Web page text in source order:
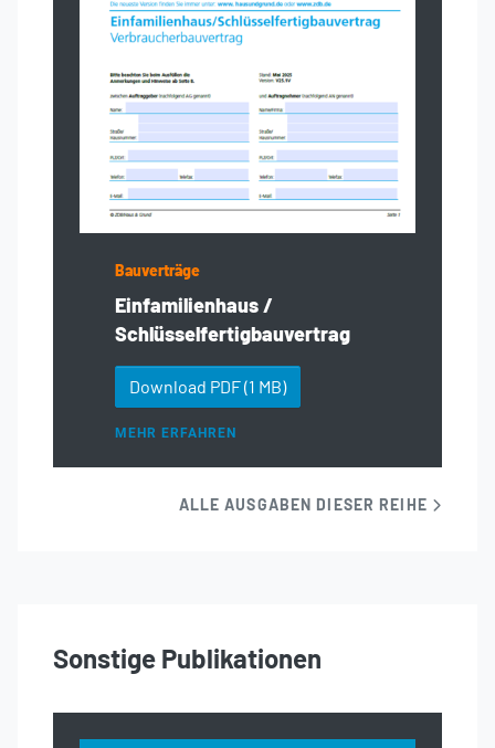
Bauverträge
Einfamilienhaus /
Schlüsselfertigbauvertrag
Download PDF(1 MB)
MEHR ERFAHREN
ALLE AUSGABEN DIESER REIHE
Sonstige Publikationen